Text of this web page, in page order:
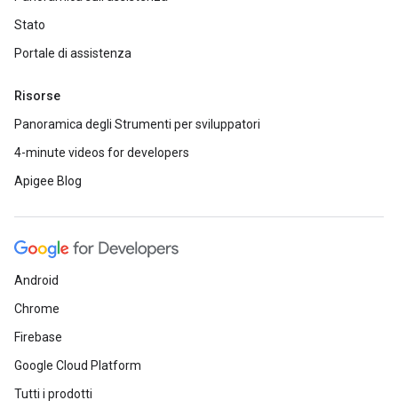
Stato
Portale di assistenza
Risorse
Panoramica degli Strumenti per sviluppatori
4-minute videos for developers
Apigee Blog
Android
Chrome
Firebase
Google Cloud Platform
Tutti i prodotti